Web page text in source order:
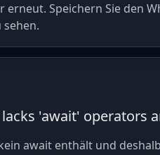
Speichern Sie den
sehen.
lacks 'await' operators
await enthält und